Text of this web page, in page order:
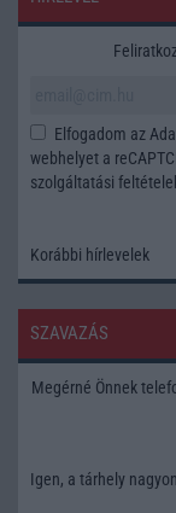
Elfogadom az
webhelyet a
szolgáltatási
Korábbi hírlevelek
SZAVAZÁS
Megérné Önnek
Igen, a tárhely